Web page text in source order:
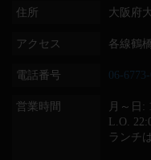
住所 大阪府
アクセス 各線鶴
電話番号 06-
営業時間
月～日:
L.O.
ランチ